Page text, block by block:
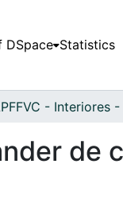
DSpace Statistics
de